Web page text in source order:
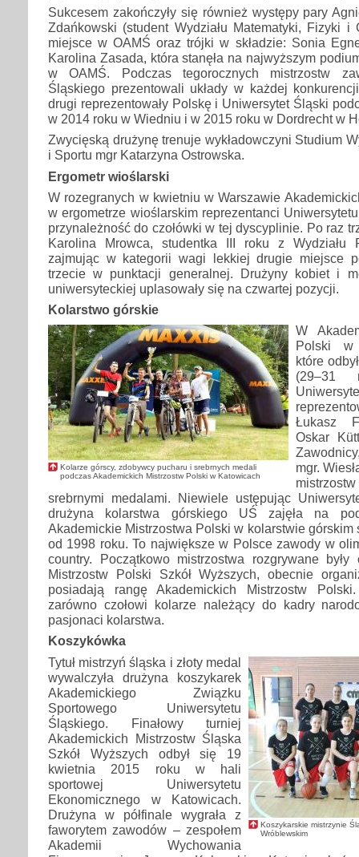
Sukcesem zakończyły się również występy pary
Zdańkowski (student Wydziału Matematyki, Fizyki
miejsce w OAMŚ oraz trójki w składzie: Sonia
Karolina Zasada, która stanęła na najwyższym
w OAMŚ. Podczas tegorocznych mistrzostw
Śląskiego prezentowali układy w każdej
drugi reprezentowały Polskę i Uniwersytet Śląski
w 2014 roku w Wiedniu i w 2015 roku w Dordrecht w
Zwycięską drużynę trenuje wykładowczyni Studium
i Sportu mgr Katarzyna Ostrowska.
Ergometr wioślarski
W rozegranych w kwietniu w Warszawie
w ergometrze wioślarskim reprezentanci
przynależność do czołówki w tej dyscyplinie. Po raz
Karolina Mrowca, studentka III roku z Wydziału
zajmując w kategorii wagi lekkiej drugie miejsce
trzecie w punktacji generalnej. Drużyny kobiet i
uniwersyteckiej uplasowały się na czwartej pozycji.
Kolarstwo górskie
Kolarze górscy, zdobywcy pucharu i srebrnych medali
podczas Akademickich Mistrzostw Polski w Katowicach
W
Polski w
które
(29–31
Łukasz
Oskar
mgr.
srebrnymi medalami. Niewiele ustępując
drużyna kolarstwa górskiego UŚ zajęła na
Akademickie Mistrzostwa Polski w kolarstwie górskim
od 1998 roku. To największe w Polsce zawody w
country. Początkowo mistrzostwa rozgrywane
Mistrzostw Polski Szkół Wyższych, obecnie
posiadają rangę Akademickich Mistrzostw
zarówno czołowi kolarze należący do kadry
pasjonaci kolarstwa.
Koszykówka
Koszykarskie mistrzynie
Wróblewskim
Tytuł mistrzyń śląska i złoty medal
wywalczyła drużyna koszykarek
Akademickiego Związku
Sportowego Uniwersytetu
Śląskiego. Finałowy turniej
Akademickich Mistrzostw Śląska
Szkół Wyższych odbył się 19
kwietnia 2015 roku w hali
sportowej Uniwersytetu
Ekonomicznego w Katowicach.
Drużyna w półfinale wygrała z
faworytem zawodów – zespołem
Akademii Wychowania